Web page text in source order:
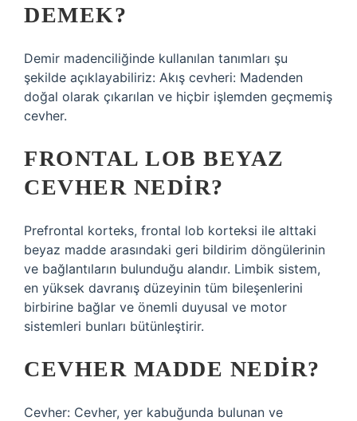
DEMEK?
Demir madenciliğinde kullanılan tanımları şu
şekilde açıklayabiliriz: Akış cevheri: Madenden
doğal olarak çıkarılan ve hiçbir işlemden geçmemiş
cevher.
FRONTAL LOB BEYAZ
CEVHER NEDIR?
Prefrontal korteks, frontal lob korteksi ile alttaki
beyaz madde arasındaki geri bildirim döngülerinin
ve bağlantıların bulunduğu alandır. Limbik sistem,
en yüksek davranış düzeyinin tüm bileşenlerini
birbirine bağlar ve önemli duyusal ve motor
sistemleri bunları bütünleştirir.
CEVHER MADDE NEDIR?
Cevher: Cevher, yer kabuğunda bulunan ve